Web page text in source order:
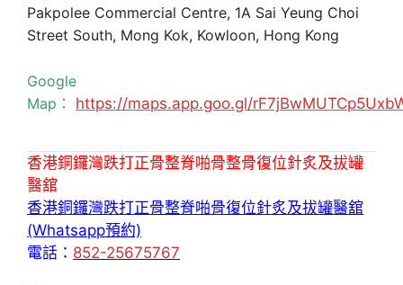
Pakpolee Commercial Centre, 1A Sai Yeung Choi
Street South, Mong Kok, Kowloon, Hong Kong
Google
Map： https://maps.app.goo.gl/
香港銅鑼灣跌打正骨整脊啪骨整骨復位針炙及拔罐
醫舘
香港銅鑼灣跌打正骨整脊啪骨復位針炙及拔罐醫舘
(Whatsapp預約)
電話： 852-25675767